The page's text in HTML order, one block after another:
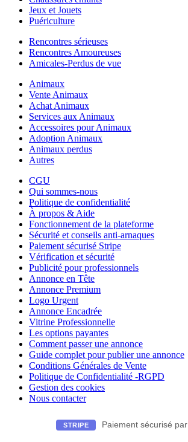
Jeux et Jouets
Puériculture
Rencontres sérieuses
Rencontres Amoureuses
Amicales-Perdus de vue
Animaux
Vente Animaux
Achat Animaux
Services aux Animaux
Accessoires pour Animaux
Adoption Animaux
Animaux perdus
Autres
CGU
Qui sommes-nous
Politique de confidentialité
À propos & Aide
Fonctionnement de la plateforme
Sécurité et conseils anti-arnaques
Paiement sécurisé Stripe
Vérification et sécurité
Publicité pour professionnels
Annonce en Tête
Annonce Premium
Logo Urgent
Annonce Encadrée
Vitrine Professionnelle
Les options payantes
Comment passer une annonce
Guide complet pour publier une annonce
Conditions Générales de Vente
Politique de Confidentialité -RGPD
Gestion des cookies
Nous contacter
STRIPE Paiement sécurisé par